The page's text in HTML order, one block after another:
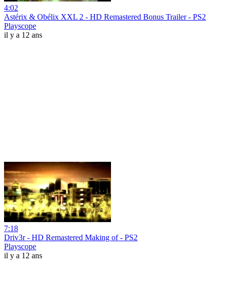
4:02
Astérix & Obélix XXL 2 - HD Remastered Bonus Trailer - PS2
Playscope
il y a 12 ans
7:18
Driv3r - HD Remastered Making of - PS2
Playscope
il y a 12 ans